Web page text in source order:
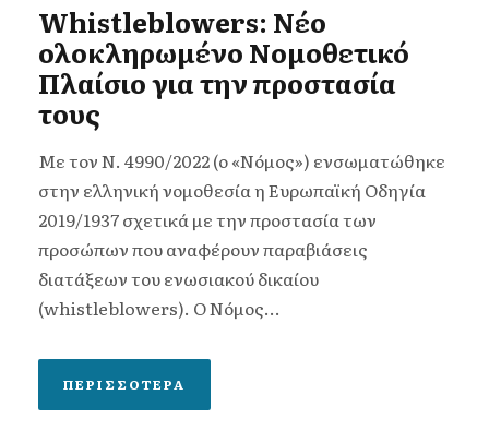
Whistleblowers: Νέο
ολοκληρωμένο Νομοθετικό
Πλαίσιο για την προστασία
τους
Με τον N. 4990/2022 (ο «Νόμος») ενσωματώθηκε
στην ελληνική νομοθεσία η Ευρωπαϊκή Οδηγία
2019/1937 σχετικά με την προστασία των
προσώπων που αναφέρουν παραβιάσεις
διατάξεων του ενωσιακού δικαίου
(whistleblowers). Ο Nόμος...
ΠΕΡΙΣΣΌΤΕΡΑ